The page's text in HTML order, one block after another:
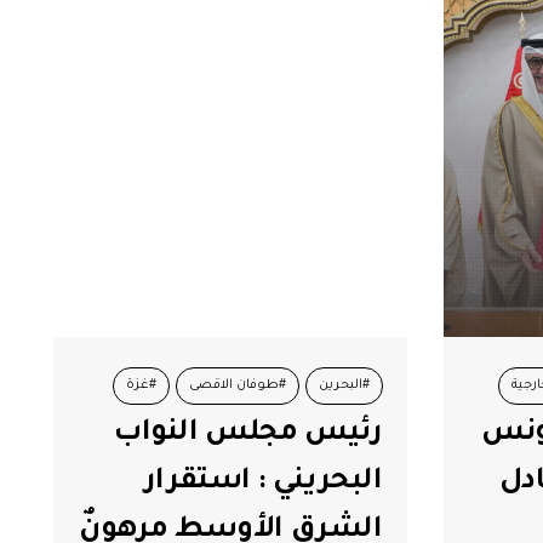
#البحرين #طوفان الاقصى #غزة
#فلسطين
رئيس مجلس النواب
البحريني : استقرار
الشرق الأوسط مرهونٌ